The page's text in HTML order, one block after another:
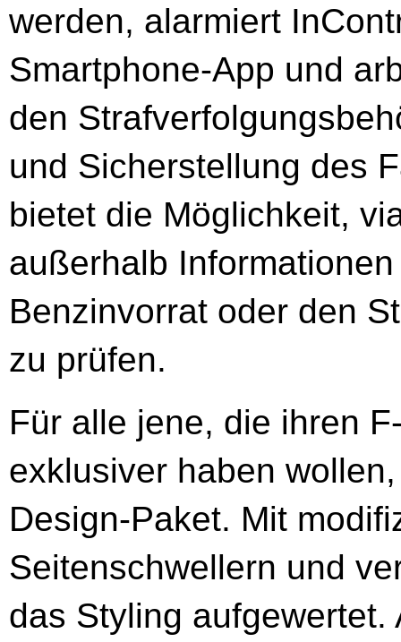
werden, alarmiert
Smartphone-App und
den
und Sicherstellung des
bietet die Möglichkeit,
außerhalb
Benzinvorrat oder den
zu prüfen.
Für alle jene, die ihren
exklusiver haben
Design-Paket. Mit
Seitenschwellern und
das Styling